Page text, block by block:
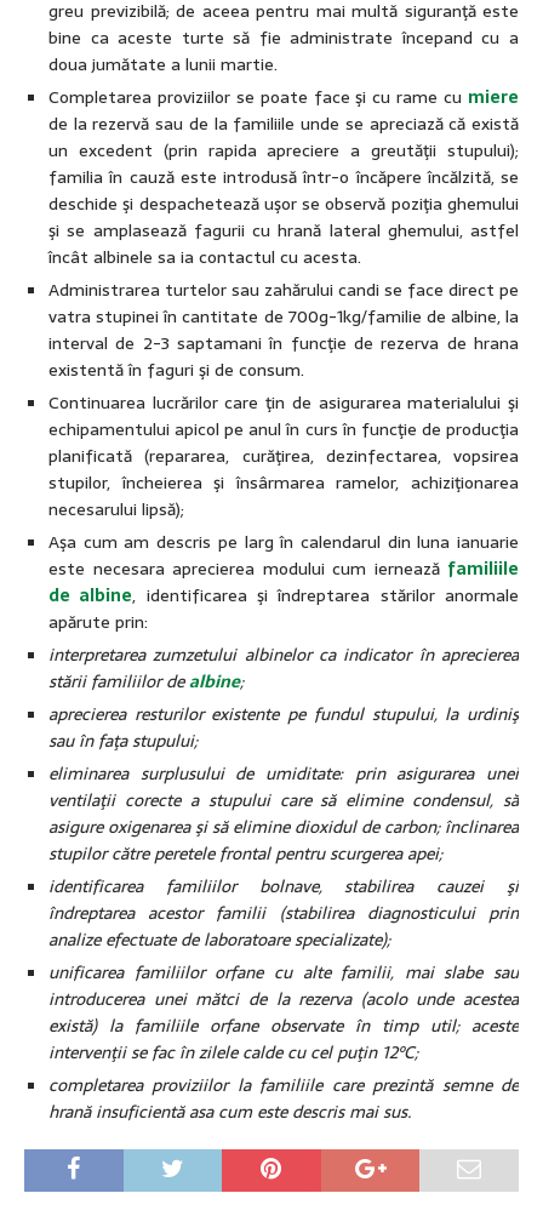
greu previzibilă; de aceea pentru mai multă siguranţă este
bine ca aceste turte să fie administrate începand cu a
doua jumătate a lunii martie.
Completarea proviziilor se poate face şi cu rame cu miere
de la rezervă sau de la familiile unde se apreciază că există
un excedent (prin rapida apreciere a greutăţii stupului);
familia în cauză este introdusă într-o încăpere încălzită, se
deschide şi despachetează uşor se observă poziţia ghemului
şi se amplasează fagurii cu hrană lateral ghemului, astfel
încât albinele sa ia contactul cu acesta.
Administrarea turtelor sau zahărului candi se face direct pe
vatra stupinei în cantitate de 700g-1kg/familie de albine, la
interval de 2-3 saptamani în funcţie de rezerva de hrana
existentă în faguri şi de consum.
Continuarea lucrărilor care ţin de asigurarea materialului şi
echipamentului apicol pe anul în curs în funcţie de producţia
planificată (repararea, curăţirea, dezinfectarea, vopsirea
stupilor, încheierea şi însârmarea ramelor, achiziţionarea
necesarului lipsă);
Aşa cum am descris pe larg în calendarul din luna ianuarie
este necesara aprecierea modului cum iernează familiile
de albine, identificarea şi îndreptarea stărilor anormale
apărute prin:
interpretarea zumzetului albinelor ca indicator în aprecierea
stării familiilor dealbine;
aprecierea resturilor existente pe fundul stupului, la urdiniş
sau în faţa stupului;
eliminarea surplusului de umiditate: prin asigurarea unei
ventilaţii corecte a stupului care să elimine condensul, să
asigure oxigenarea şi să elimine dioxidul de carbon; înclinarea
stupilor către peretele frontal pentru scurgerea apei;
identificarea familiilor bolnave, stabilirea cauzei şi
îndreptarea acestor familii (stabilirea diagnosticului prin
analize efectuate de laboratoare specializate);
unificarea familiilor orfane cu alte familii, mai slabe sau
introducerea unei mătci de la rezerva (acolo unde acestea
există) la familiile orfane observate în timp util; aceste
intervenţii se fac în zilele calde cu cel puţin 12ºC;
completarea proviziilor la familiile care prezintă semne de
hrană insuficientă asa cum este descris mai sus.